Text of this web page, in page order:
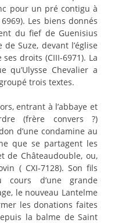
pour un pré contigu à
Les biens donnés
du fief de Guenisius
Suze, devant l’église
droits (CIII-6971). La
qu’Ulysse Chevalier a
trois textes.
entrant à l’abbaye et
(frère convers ?)
d’une condamine au
que se partagent les
de Châteaudouble, ou,
( CXI-7128). Son fils
cours d’une grande
le nouveau Lantelme
les donations faites
la balme de Saint